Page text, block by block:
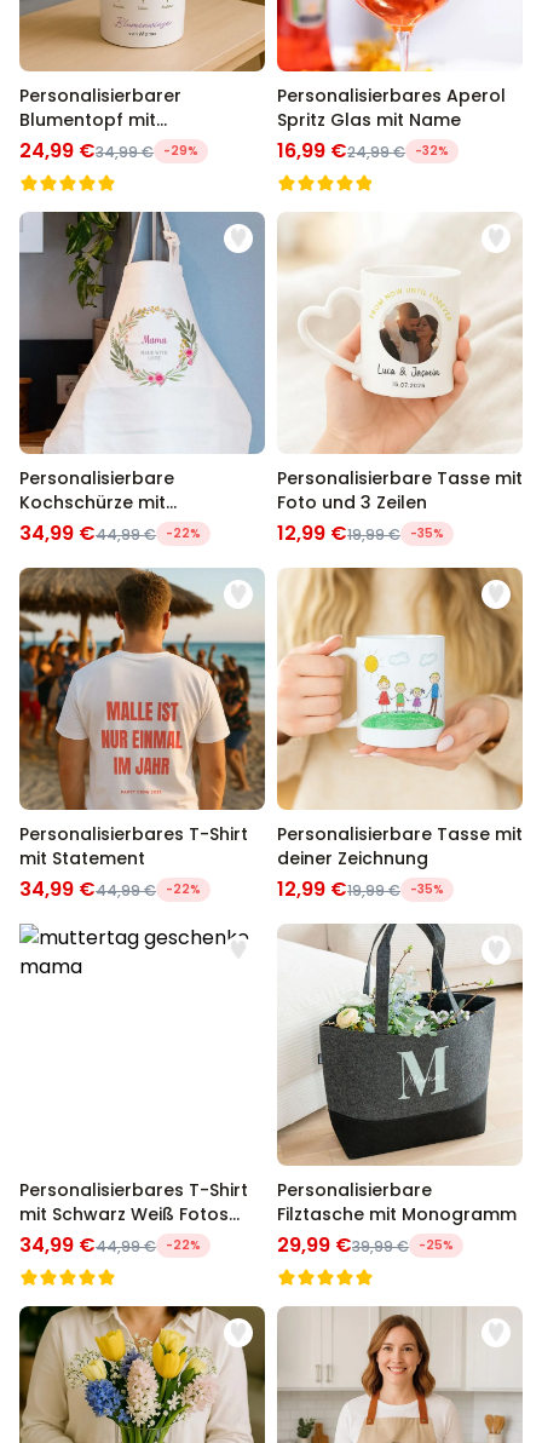
Personalisierbarer
Blumentopf mit
Geburtsblumen
24,99 €34,99 € -29%
Personalisierbares Aperol
Spritz Glas mit Name
16,99 €24,99 € -32%
Personalisierbare
Kochschürze mit
Blumenkranz und Text
34,99 €44,99 € -22%
Personalisierbare Tasse mit
Foto und 3 Zeilen
12,99 €19,99 € -35%
Personalisierbares T-Shirt
mit Statement
34,99 €44,99 € -22%
Personalisierbare Tasse mit
deiner Zeichnung
12,99 €19,99 € -35%
Personalisierbares T-Shirt
mit Schwarz Weiß Fotos
und Text
34,99 €44,99 € -22%
Personalisierbare
Filztasche mit Monogramm
29,99 €39,99 € -25%